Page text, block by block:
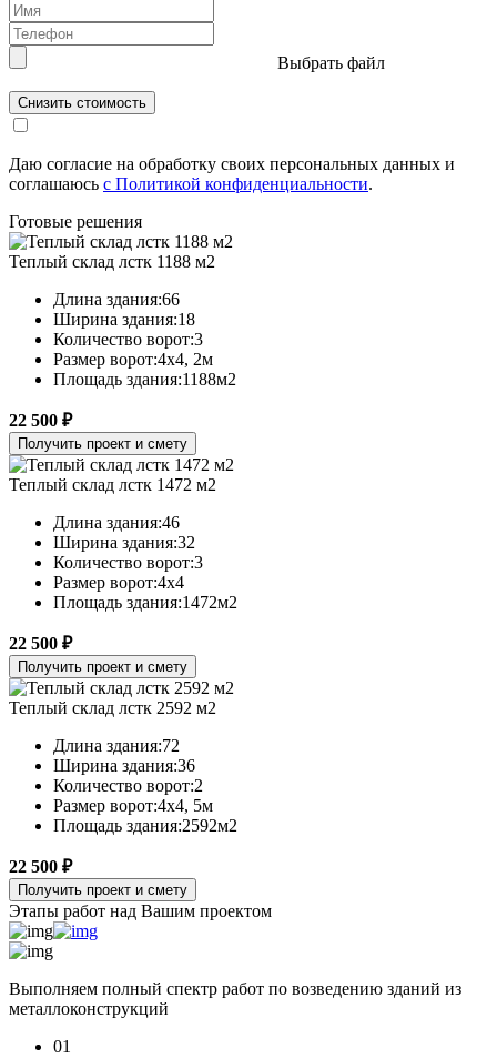
Выбрать файл
Снизить стоимость
Даю согласие на обработку своих персональных данных и
соглашаюсь с Политикой конфиденциальности.
Готовые решения
Теплый склад лстк 1188 м2
Длина здания:66
Ширина здания:18
Количество ворот:3
Размер ворот:4х4, 2м
Площадь здания:1188м2
22 500 ₽
Получить проект и смету
Теплый склад лстк 1472 м2
Длина здания:46
Ширина здания:32
Количество ворот:3
Размер ворот:4х4
Площадь здания:1472м2
22 500 ₽
Получить проект и смету
Теплый склад лстк 2592 м2
Длина здания:72
Ширина здания:36
Количество ворот:2
Размер ворот:4х4, 5м
Площадь здания:2592м2
22 500 ₽
Получить проект и смету
Этапы работ над Вашим проектом
Выполняем полный спектр работ по возведению зданий из
металлоконструкций
01